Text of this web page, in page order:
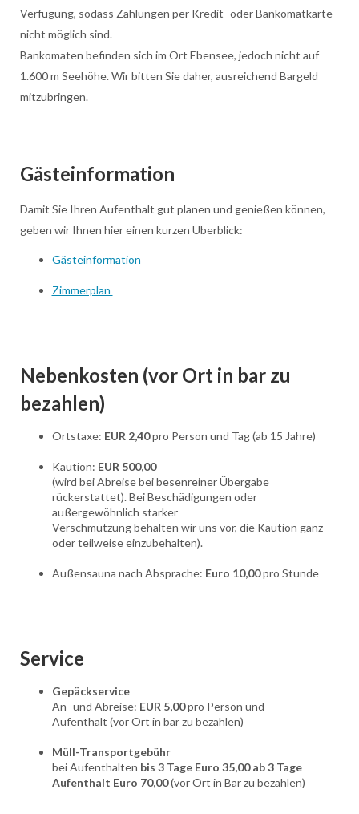
Verfügung, sodass Zahlungen per Kredit- oder Bankomatkarte
nicht möglich sind.
Bankomaten befinden sich im Ort Ebensee, jedoch nicht auf
1.600 m Seehöhe. Wir bitten Sie daher, ausreichend Bargeld
mitzubringen.
Gästeinformation
Damit Sie Ihren Aufenthalt gut planen und genießen können,
geben wir Ihnen hier einen kurzen Überblick:
Gästeinformation
Zimmerplan
Nebenkosten (vor Ort in bar zu
bezahlen)
Ortstaxe: EUR 2,40pro Person und Tag (ab 15 Jahre)
Kaution: EUR 500,00
(wird bei Abreise bei besenreiner Übergabe
rückerstattet). Bei Beschädigungen oder
außergewöhnlich starker
Verschmutzung behalten wir uns vor, die Kaution ganz
oder teilweise einzubehalten).
Außensauna nach Absprache: Euro 10,00pro Stunde
Service
Gepäckservice
An- und Abreise: EUR 5,00pro Person und
Aufenthalt (vor Ort in bar zu bezahlen)
Müll-Transportgebühr
bei Aufenthalten bis 3 Tage Euro 35,00 ab 3 Tage
Aufenthalt Euro 70,00(vor Ort in Bar zu bezahlen)